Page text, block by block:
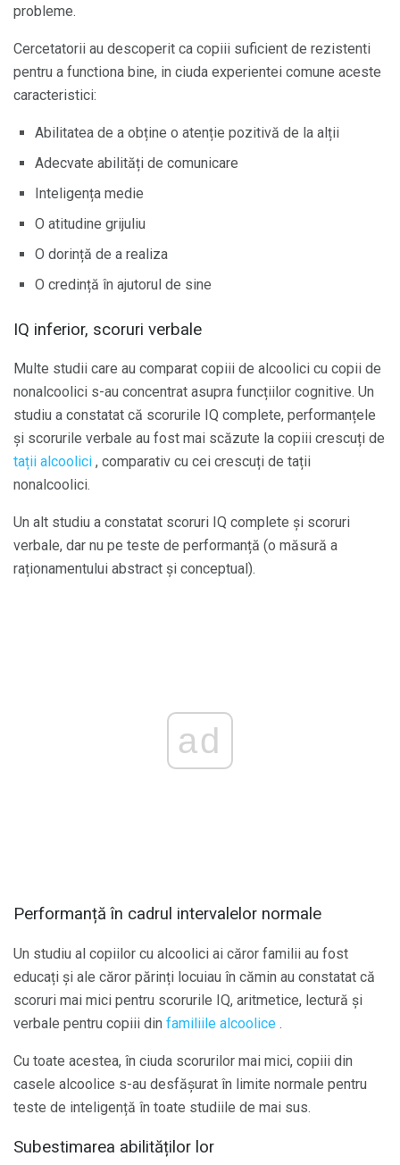
probleme.
Cercetatorii au descoperit ca copiii suficient de rezistenti
pentru a functiona bine, in ciuda experientei comune aceste
caracteristici:
Abilitatea de a obține o atenție pozitivă de la alții
Adecvate abilități de comunicare
Inteligența medie
O atitudine grijuliu
O dorință de a realiza
O credință în ajutorul de sine
IQ inferior, scoruri verbale
Multe studii care au comparat copiii de alcoolici cu copii de
nonalcoolici s-au concentrat asupra funcțiilor cognitive. Un
studiu a constatat că scorurile IQ complete, performanțele
și scorurile verbale au fost mai scăzute la copiii crescuți de
tații alcoolici , comparativ cu cei crescuți de tații
nonalcoolici.
Un alt studiu a constatat scoruri IQ complete și scoruri
verbale, dar nu pe teste de performanță (o măsură a
raționamentului abstract și conceptual).
ad
Performanță în cadrul intervalelor normale
Un studiu al copiilor cu alcoolici ai căror familii au fost
educați și ale căror părinți locuiau în cămin au constatat că
scoruri mai mici pentru scorurile IQ, aritmetice, lectură și
verbale pentru copiii din familiile alcoolice .
Cu toate acestea, în ciuda scorurilor mai mici, copiii din
casele alcoolice s-au desfășurat în limite normale pentru
teste de inteligență în toate studiile de mai sus.
Subestimarea abilităților lor